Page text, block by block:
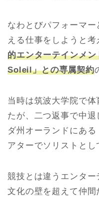
なわとびパフォーマ
える仕事をしようと考
的エンターテインメ
Soleil」との専属契約
当時は筑波大学院で
たが、二つ返事で中退
ダ州オーランドにあ
アターでソリストとし
競技とは違うエンタ
文化の壁を超えて仲